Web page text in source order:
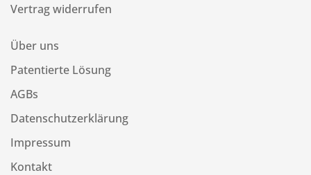
Vertrag widerrufen
Über uns
Patentierte Lösung
AGBs
Datenschutzerklärung
Impressum
Kontakt